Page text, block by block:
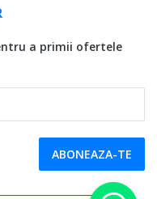
a primii ofertele
ABONEAZA-TE